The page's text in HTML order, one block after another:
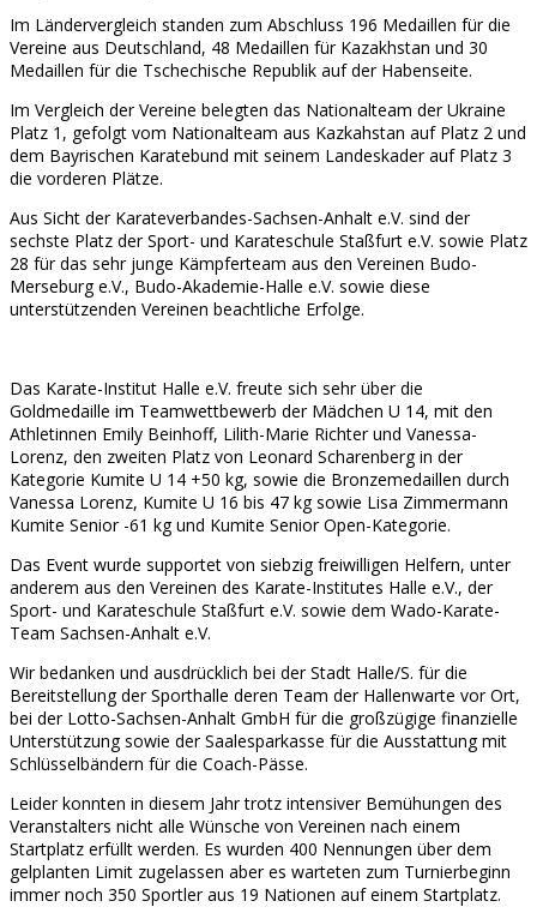
Im Ländervergleich standen zum Abschluss 196 Medaillen für die
Vereine aus Deutschland, 48 Medaillen für Kazakhstan und 30
Medaillen für die Tschechische Republik auf der Habenseite.
Im Vergleich der Vereine belegten das Nationalteam der Ukraine
Platz 1, gefolgt vom Nationalteam aus Kazkahstan auf Platz 2 und
dem Bayrischen Karatebund mit seinem Landeskader auf Platz 3
die vorderen Plätze.
Aus Sicht der Karateverbandes-Sachsen-Anhalt e.V. sind der
sechste Platz der Sport- und Karateschule Staßfurt e.V. sowie Platz
28 für das sehr junge Kämpferteam aus den Vereinen Budo-
Merseburg e.V., Budo-Akademie-Halle e.V. sowie diese
unterstützenden Vereinen beachtliche Erfolge.
Das Karate-Institut Halle e.V. freute sich sehr über die
Goldmedaille im Teamwettbewerb der Mädchen U 14, mit den
Athletinnen Emily Beinhoff, Lilith-Marie Richter und Vanessa-
Lorenz, den zweiten Platz von Leonard Scharenberg in der
Kategorie Kumite U 14 +50 kg, sowie die Bronzemedaillen durch
Vanessa Lorenz, Kumite U 16 bis 47 kg sowie Lisa Zimmermann
Kumite Senior -61 kg und Kumite Senior Open-Kategorie.
Das Event wurde supportet von siebzig freiwilligen Helfern, unter
anderem aus den Vereinen des Karate-Institutes Halle e.V., der
Sport- und Karateschule Staßfurt e.V. sowie dem Wado-Karate-
Team Sachsen-Anhalt e.V.
Wir bedanken und ausdrücklich bei der Stadt Halle/S. für die
Bereitstellung der Sporthalle deren Team der Hallenwarte vor Ort,
bei der Lotto-Sachsen-Anhalt GmbH für die großzügige finanzielle
Unterstützung sowie der Saalesparkasse für die Ausstattung mit
Schlüsselbändern für die Coach-Pässe.
Leider konnten in diesem Jahr trotz intensiver Bemühungen des
Veranstalters nicht alle Wünsche von Vereinen nach einem
Startplatz erfüllt werden. Es wurden 400 Nennungen über dem
gelplanten Limit zugelassen aber es warteten zum Turnierbeginn
immer noch 350 Sportler aus 19 Nationen auf einem Startplatz.